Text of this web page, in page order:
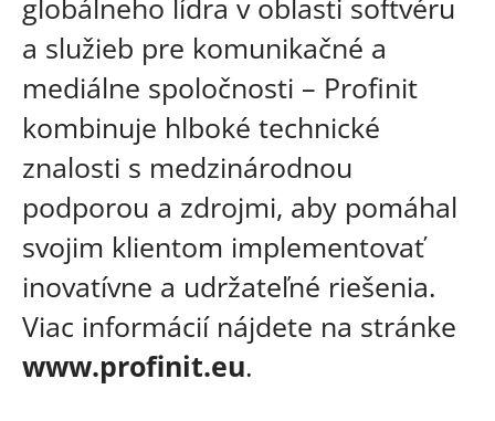
globálneho lídra v oblasti softvéru
a služieb pre komunikačné a
mediálne spoločnosti – Profinit
kombinuje hlboké technické
znalosti s medzinárodnou
podporou a zdrojmi, aby pomáhal
svojim klientom implementovať
inovatívne a udržateľné riešenia.
Viac informácií nájdete na stránke
www.profinit.eu.